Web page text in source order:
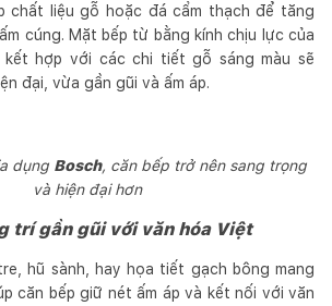
chất liệu gỗ hoặc đá cẩm thạch để tăng
cúng. Mặt bếp từ bằng kính chịu lực của
kết hợp với các chi tiết gỗ sáng màu sẽ
đại, vừa gần gũi và ấm áp.
dụng Bosch, căn bếp trở nên sang trọng
và hiện đại hơn
trí gần gũi với văn hóa Việt
hũ sành, hay họa tiết gạch bông mang
căn bếp giữ nét ấm áp và kết nối với văn